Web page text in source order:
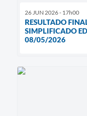
26 JUN 2026 - 17h00
RESULTADO
SIMPLIFICADO
08/05/2026